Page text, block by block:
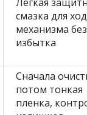
смазка для
механизма без
избытка
Сначала
потом тонкая
пленка,